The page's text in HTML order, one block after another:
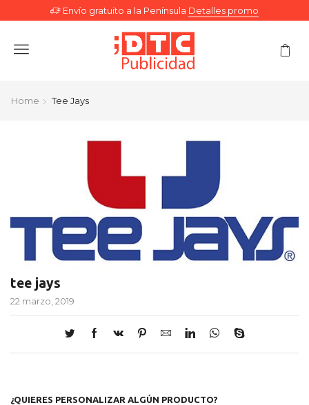
Envío gratuito a la Península Detalles promo
Menu
Home Tee Jays
tee jays
22 marzo, 2019
¿QUIERES PERSONALIZAR ALGÚN PRODUCTO?